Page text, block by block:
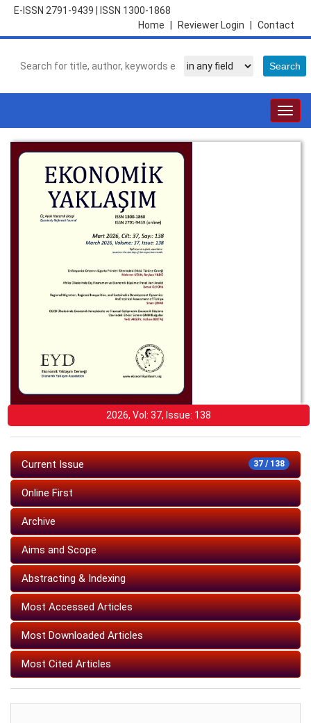
E-ISSN 2791-9439
ISSN 1300-1868
Contact
Reviewer Login
Home
2026, Vol: 37, Issue: 138
37 / 138
Current Issue
Online First
Archive
Aims and Scope
Abstracting & Indexing
Most Accessed Articles
Most Downloaded Articles
Most Cited Articles